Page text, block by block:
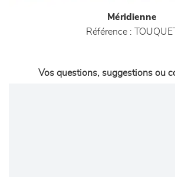
Méridienne
Référence : TOUQUET
Vos questions, suggestions ou